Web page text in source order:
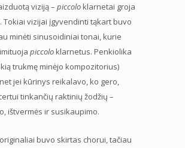
viziją – piccoloklarnetai groja
Tokiai vizijai įgyvendinti tąkart buvo
minėti sinusoidiniai tonai, kurie
piccoloklarnetus. Penkiolika
trukmę minėjo kompozitorius)
jei kūrinys reikalavo, ko gero,
tinkančių raktinių žodžių –
ištvermės ir susikaupimo.
originaliai buvo skirtas chorui, tačiau